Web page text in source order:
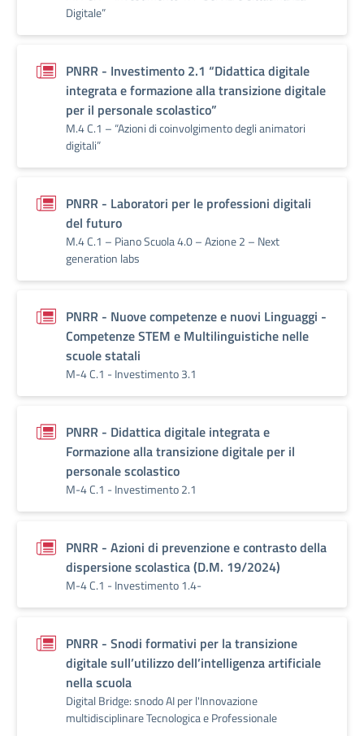
Digitale”
PNRR - Investimento 2.1 “Didattica digitale
integrata e formazione alla transizione digitale
per il personale scolastico”
M.4 C.1 – “Azioni di coinvolgimento degli animatori
digitali”
PNRR - Laboratori per le professioni digitali
del futuro
M.4 C.1 – Piano Scuola 4.0 – Azione 2 – Next
generation labs
PNRR - Nuove competenze e nuovi Linguaggi -
Competenze STEM e Multilinguistiche nelle
scuole statali
M-4 C.1 - Investimento 3.1
PNRR - Didattica digitale integrata e
Formazione alla transizione digitale per il
personale scolastico
M-4 C.1 - Investimento 2.1
PNRR - Azioni di prevenzione e contrasto della
dispersione scolastica (D.M. 19/2024)
M-4 C.1 - Investimento 1.4-
PNRR - Snodi formativi per la transizione
digitale sull’utilizzo dell’intelligenza artificiale
nella scuola
Digital Bridge: snodo AI per l'Innovazione
multidisciplinare Tecnologica e Professionale